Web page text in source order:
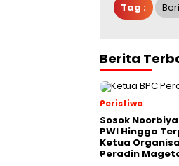
Tag :
Berita
Peristiwa
Sosok
PWI Hingga
Ketua
Peradin